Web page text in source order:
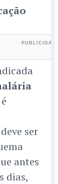
ser
antes
dias,